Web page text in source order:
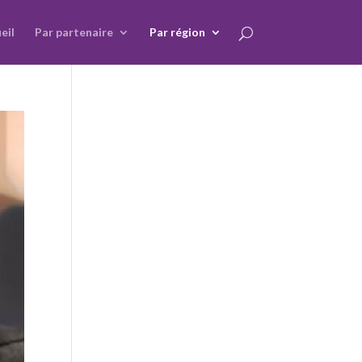
Par partenaire Par région